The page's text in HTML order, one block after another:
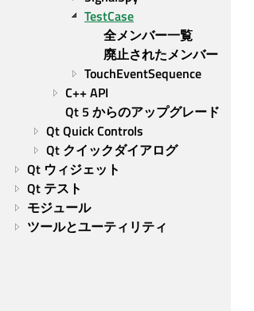
TestCase
全メンバー一覧
廃止されたメンバー
TouchEventSequence
C++ API
Qt 5 からのアップグレード
Qt Quick Controls
Qt クイックダイアログ
Qt ウィジェット
Qt テスト
モジュール
ツールとユーティリティ